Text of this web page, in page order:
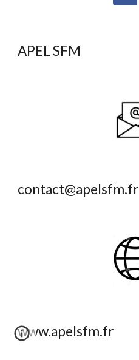
APEL SFM
contact@apelsfm.fr
www.apelsfm.fr